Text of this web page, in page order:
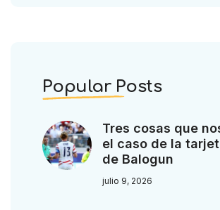
Popular Posts
Tres cosas que
el caso de la
de Balogun
julio 9, 2026